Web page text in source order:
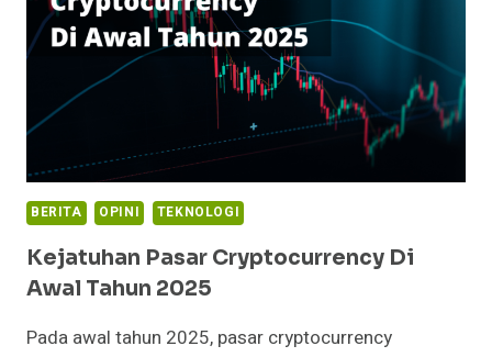
BERITA OPINI TEKNOLOGI
Kejatuhan Pasar Cryptocurrency Di
Awal Tahun 2025
Pada awal tahun 2025, pasar cryptocurrency